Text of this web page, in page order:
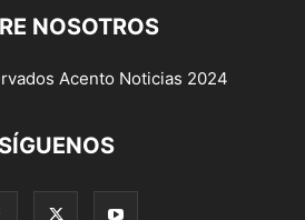
NOSOTROS
Acento Noticias 2024
SÍGUENOS